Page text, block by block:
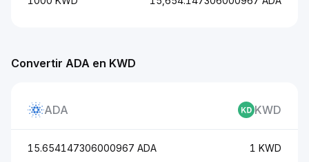
Convertir ADA en KWD
ADA KWD
15.654147306000967 ADA 1 KWD